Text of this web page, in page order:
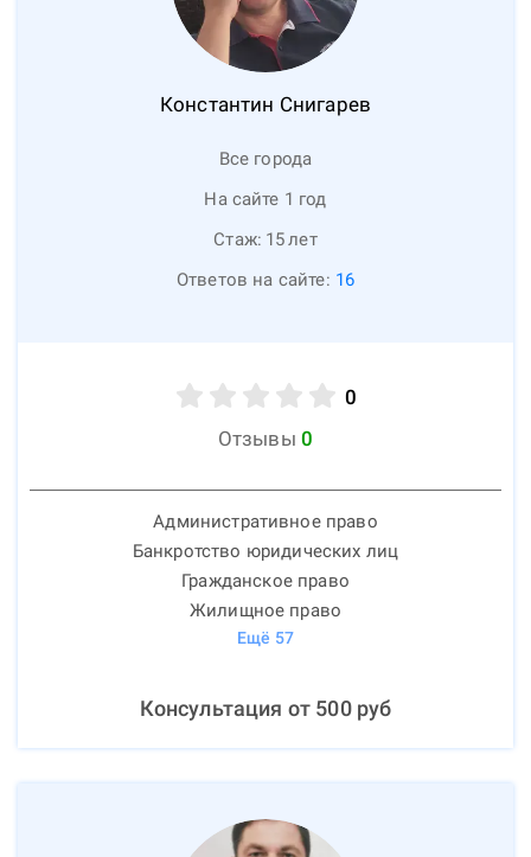
Константин Снигарев
Все города
На сайте 1 год
Стаж: 15лет
Ответов на сайте: 16
0
Отзывы 0
Административное право
Банкротство юридических лиц
Гражданское право
Жилищное право
Ещё 57
Консультация от 500руб